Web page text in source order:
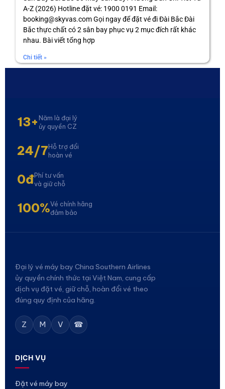
A-Z (2026) Hotline đặt vé: 1900 0191 Email:
booking@skyvas.com Gọi ngay để đặt vé đi Đài Bắc Đài
Bắc thực chất có 2 sân bay phục vụ 2 mục đích rất khác
nhau. Bài viết tổng hợp
Chi tiết »
13+Năm là đại lý
ủy quyền CZ
24/7Hỗ trợ đổi
hoàn vé
0đPhí tư vấn
và giữ chỗ
100%Vé chính hãng
đảm bảo
Đại lý vé máy bay China Southern Airlines
ủy quyền chính thức tại Việt Nam, cung cấp
dịch vụ đặt vé, giữ chỗ, hoàn đổi vé theo
đúng quy định của hãng.
Z M V ☎
DỊCH VỤ
Đặt vé máy bay